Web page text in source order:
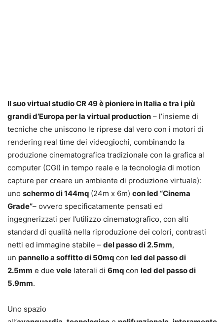
Il suo virtual studio CR 49 è pioniere in Italia e tra i più
grandi d’Europa per la virtual production – l’insieme di
tecniche che uniscono le riprese dal vero con i motori di
rendering real time dei videogiochi, combinando la
produzione cinematografica tradizionale con la grafica al
computer (CGI) in tempo reale e la tecnologia di motion
capture per creare un ambiente di produzione virtuale):
uno schermo di 144mq (24m x 6m) con led “Cinema
Grade”– ovvero specificatamente pensati ed
ingegnerizzati per l’utilizzo cinematografico, con alti
standard di qualità nella riproduzione dei colori, contrasti
netti ed immagine stabile – del passo di 2.5mm,
un pannello a soffitto di 50mq con led del passo di
2.5mm e due vele laterali di 6mq con led del passo di
5.9mm.
Uno spazio